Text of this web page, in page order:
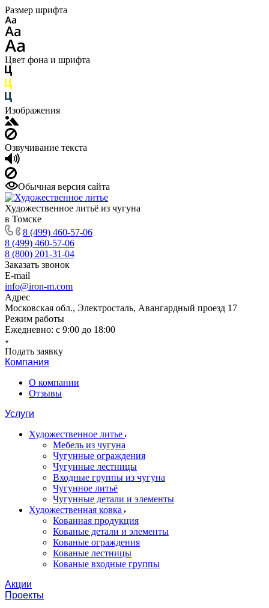
Размер шрифта
Цвет фона и шрифта
Изображения
Озвучивание текста
Обычная версия сайта
Художественное литьё из чугуна
в Томске
8 (499) 460-57-06
8 (499) 460-57-06
8 (800) 201-31-04
Заказать звонок
E-mail
info@iron-m.com
Адрес
Московская обл., Электросталь, Авангардный проезд 17
Режим работы
Ежедневно: с 9:00 до 18:00
Подать заявку
Компания
О компании
Отзывы
Услуги
Художественное литье
Мебель из чугуна
Чугунные ограждения
Чугунные лестницы
Входные группы из чугуна
Чугунное литьё
Чугунные детали и элементы
Художественная ковка
Кованная продукция
Кованые детали и элементы
Кованые ограждения
Кованые лестницы
Кованые входные группы
Акции
Проекты